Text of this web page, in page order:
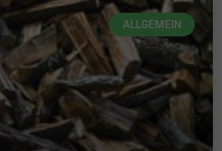
ALLGEMEIN